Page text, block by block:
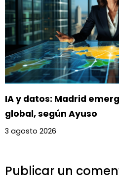
IA y datos: Madrid
global, según Ayuso
3 agosto 2026
Publicar un